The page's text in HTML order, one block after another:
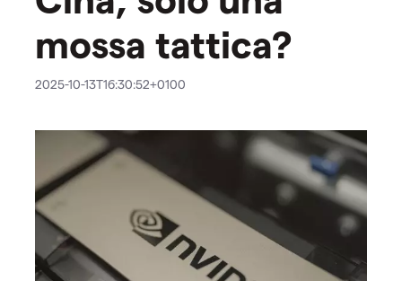
mossa tattica?
2025-10-13T16:30:52+0100